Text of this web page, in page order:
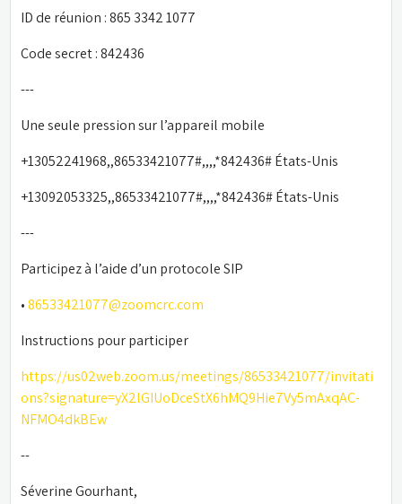
ID de réunion : 865 3342 1077
Code secret : 842436
---
Une seule pression sur l’appareil mobile
+13052241968,,86533421077#,,,,*842436# États-Unis
+13092053325,,86533421077#,,,,*842436# États-Unis
---
Participez à l’aide d’un protocole SIP
• 86533421077@zoomcrc.com
Instructions pour participer
https://us02web.zoom.us/meetings/86533421077/invitati
ons?signature=yX2lGIUoDceStX6hMQ9Hie7Vy5mAxqAC-
NFMO4dkBEw
--
Séverine Gourhant,